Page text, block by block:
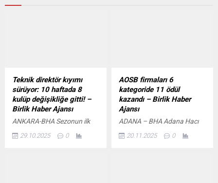
Teknik direktör kıyımı
sürüyor: 10 haftada 8
kulüp değişikliğe gitti! –
Birlik Haber Ajansı
ANKARA-BHA Sezonun ilk
Gaziantep FK’de yaşandı.
29.10.2025 0
AOSB firmaları 6
kategoride 11 ödül
kazandı – Birlik Haber
Ajansı
ADANA – BHA Adana Hacı
Bölgesi’nde faaliyet gösteren
20.11.2025 0